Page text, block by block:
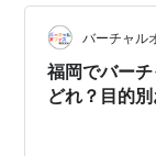
GMOオフィス
が最も良い定
トで料金を見
バーチャル
福岡でバー
どれ？目的